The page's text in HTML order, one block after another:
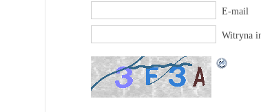
E-mail
Witryna